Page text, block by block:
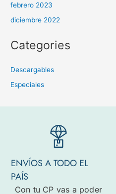
febrero 2023
diciembre 2022
Categories
Descargables
Especiales
ENVÍOS A TODO EL
PAÍS
Con tu CP vas a poder